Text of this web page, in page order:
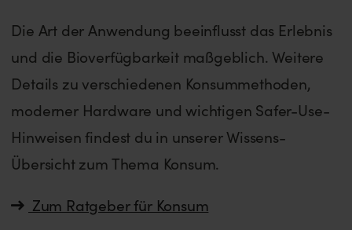
Die Art der Anwendung beeinflusst das Erlebnis
und die Bioverfügbarkeit maßgeblich. Weitere
Details zu verschiedenen Konsummethoden,
moderner Hardware und wichtigen Safer-Use-
Hinweisen findest du in unserer Wissens-
Übersicht zum Thema Konsum.
Zum Ratgeber für Konsum